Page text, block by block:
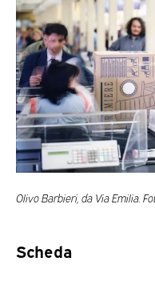
Olivo Barbieri, da Via Emilia.
Scheda